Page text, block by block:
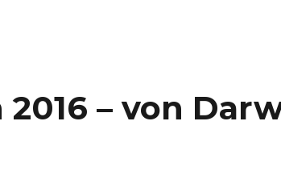
– von